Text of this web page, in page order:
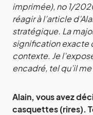
imprimée), no 1/
réagir à l’article
stratégique. La
signification exacte
contexte. Je
encadré, tel qu’il me
Alain, vous avez
casquettes (rires).